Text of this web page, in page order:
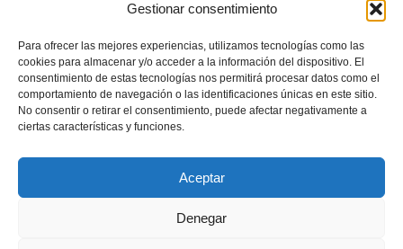
Gestionar consentimiento
Para ofrecer las mejores experiencias, utilizamos tecnologías como las
cookies para almacenar y/o acceder a la información del dispositivo. El
consentimiento de estas tecnologías nos permitirá procesar datos como el
comportamiento de navegación o las identificaciones únicas en este sitio.
No consentir o retirar el consentimiento, puede afectar negativamente a
ciertas características y funciones.
Aceptar
Denegar
Aviso legal
Política de privacidad
Política de cookies (UE)
Accesibilidad
Política de devoluciones y reembolsos